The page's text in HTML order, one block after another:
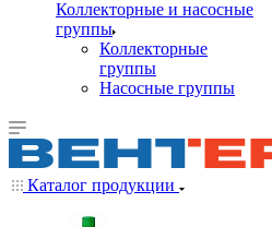
Коллекторные и насосные
группы
Коллекторные
группы
Насосные группы
Каталог продукции